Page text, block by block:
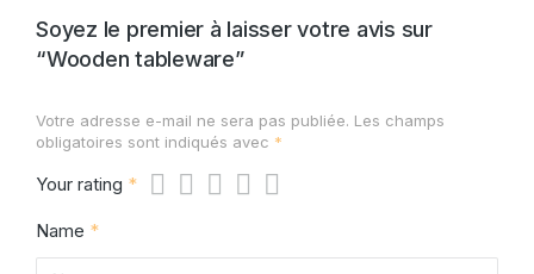
Soyez le premier à laisser votre avis sur
“Wooden tableware”
Votre adresse e-mail ne sera pas publiée. Les champs
obligatoires sont indiqués avec *
Your rating *
Name *